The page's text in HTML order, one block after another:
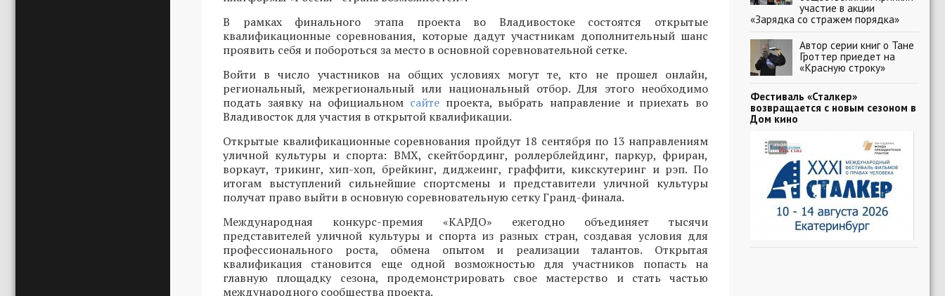
В рамках финального этапа проекта во Владивостоке состоятся открытые
квалификационные соревнования, которые дадут участникам дополнительный шанс
проявить себя и побороться за место в основной соревновательной сетке.
Войти в число участников на общих условиях могут те, кто не прошел онлайн,
региональный, межрегиональный или национальный отбор. Для этого необходимо
подать заявку на официальном сайтепроекта, выбрать направление и приехать во
Владивосток для участия в открытой квалификации.
Открытые квалификационные соревнования пройдут 18 сентября по 13 направлениям
уличной культуры и спорта: BMX, скейтбординг, роллерблейдинг, паркур, фриран,
воркаут, трикинг, хип-хоп, брейкинг, диджеинг, граффити, кикскутеринг и рэп. По
итогам выступлений сильнейшие спортсмены и представители уличной культуры
получат право выйти в основную соревновательную сетку Гранд-финала.
Международная конкурс-премия «КАРДО» ежегодно объединяет тысячи
представителей уличной культуры и спорта из разных стран, создавая условия для
профессионального роста, обмена опытом и реализации талантов. Открытая
квалификация становится еще одной возможностью для участников попасть на
главную площадку сезона, продемонстрировать свое мастерство и стать частью
международного сообщества проекта.
участие в акции
«Зарядка со стражем порядка»
Автор серии книг о Тане
Гроттер приедет на
«Красную строку»
Фестиваль «Сталкер»
возвращается с новым сезоном в
Дом кино